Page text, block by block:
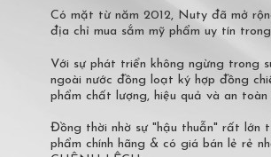
Có mặt từ năm 2012, Nuty đã mở
địa chỉ mua sắm mỹ phẩm uy tín
Với sự phát triển không ngừng trong
ngoài nước đồng loạt ký hợp đồng
phẩm chất lượng, hiệu quả và an
Đồng thời nhờ sự "hậu thuẫn" rất lớn
phẩm chính hãng & có giá bán lẻ rẻ